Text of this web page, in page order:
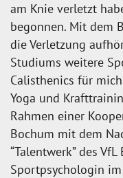
am Knie verletzt
begonnen. Mit dem
die Verletzung
Studiums weitere
Calisthenics für
Yoga und
Rahmen einer
Bochum mit dem
“Talentwerk” des
Sportpsychologin